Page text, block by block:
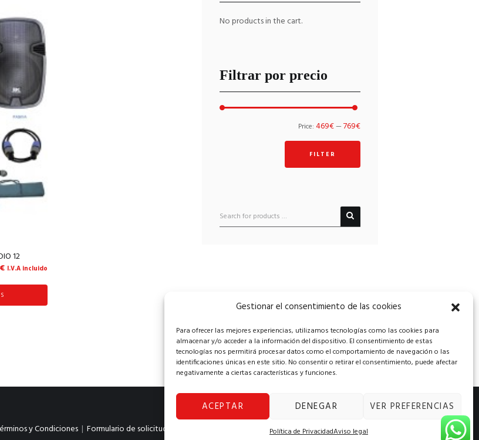
Gestionar el consentimiento de las cookies
Para ofrecer las mejores experiencias, utilizamos tecnologías como las cookies para
almacenar y/o acceder a la información del dispositivo. El consentimiento de estas
tecnologías nos permitirá procesar datos como el comportamiento de navegación o las
identificaciones únicas en este sitio. No consentir o retirar el consentimiento, puede afectar
negativamente a ciertas características y funciones.
ACEPTAR DENEGAR VER PREFERENCIAS
Política de PrivacidadAviso legal
12
€ I.V.A incluido
No products in the cart.
Filtrar por precio
Min
price
Max
price
FILTER
Price: 469€—769€
y Condiciones | Formulario de solicitud de desestimiento Contacto